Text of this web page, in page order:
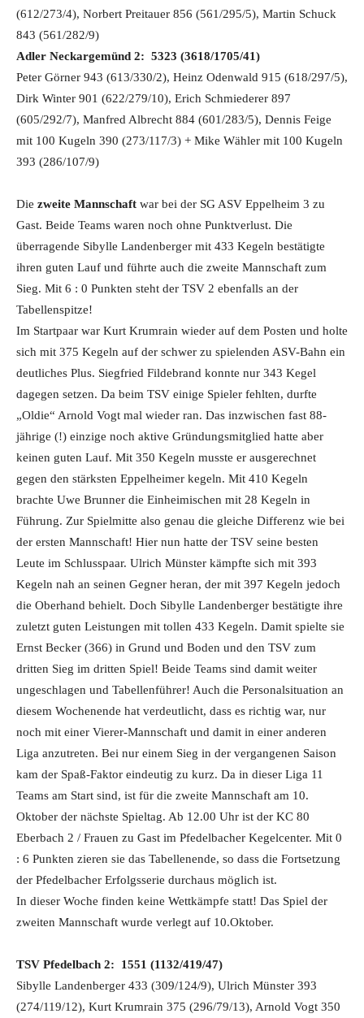
(612/273/4), Norbert Preitauer 856 (561/295/5), Martin Schuck
843 (561/282/9)
Adler Neckargemünd 2: 5323 (3618/1705/41)
Peter Görner 943 (613/330/2), Heinz Odenwald 915 (618/297/5),
Dirk Winter 901 (622/279/10), Erich Schmiederer 897
(605/292/7), Manfred Albrecht 884 (601/283/5), Dennis Feige
mit 100 Kugeln 390 (273/117/3) + Mike Wähler mit 100 Kugeln
393 (286/107/9)
Die zweite Mannschaft war bei der SG ASV Eppelheim 3 zu
Gast. Beide Teams waren noch ohne Punktverlust. Die
überragende Sibylle Landenberger mit 433 Kegeln bestätigte
ihren guten Lauf und führte auch die zweite Mannschaft zum
Sieg. Mit 6 : 0 Punkten steht der TSV 2 ebenfalls an der
Tabellenspitze!
Im Startpaar war Kurt Krumrain wieder auf dem Posten und holte
sich mit 375 Kegeln auf der schwer zu spielenden ASV-Bahn ein
deutliches Plus. Siegfried Fildebrand konnte nur 343 Kegel
dagegen setzen. Da beim TSV einige Spieler fehlten, durfte
„Oldie“ Arnold Vogt mal wieder ran. Das inzwischen fast 88-
jährige (!) einzige noch aktive Gründungsmitglied hatte aber
keinen guten Lauf. Mit 350 Kegeln musste er ausgerechnet
gegen den stärksten Eppelheimer kegeln. Mit 410 Kegeln
brachte Uwe Brunner die Einheimischen mit 28 Kegeln in
Führung. Zur Spielmitte also genau die gleiche Differenz wie bei
der ersten Mannschaft! Hier nun hatte der TSV seine besten
Leute im Schlusspaar. Ulrich Münster kämpfte sich mit 393
Kegeln nah an seinen Gegner heran, der mit 397 Kegeln jedoch
die Oberhand behielt. Doch Sibylle Landenberger bestätigte ihre
zuletzt guten Leistungen mit tollen 433 Kegeln. Damit spielte sie
Ernst Becker (366) in Grund und Boden und den TSV zum
dritten Sieg im dritten Spiel! Beide Teams sind damit weiter
ungeschlagen und Tabellenführer! Auch die Personalsituation an
diesem Wochenende hat verdeutlicht, dass es richtig war, nur
noch mit einer Vierer-Mannschaft und damit in einer anderen
Liga anzutreten. Bei nur einem Sieg in der vergangenen Saison
kam der Spaß-Faktor eindeutig zu kurz. Da in dieser Liga 11
Teams am Start sind, ist für die zweite Mannschaft am 10.
Oktober der nächste Spieltag. Ab 12.00 Uhr ist der KC 80
Eberbach 2 / Frauen zu Gast im Pfedelbacher Kegelcenter. Mit 0
: 6 Punkten zieren sie das Tabellenende, so dass die Fortsetzung
der Pfedelbacher Erfolgsserie durchaus möglich ist.
In dieser Woche finden keine Wettkämpfe statt! Das Spiel der
zweiten Mannschaft wurde verlegt auf 10.Oktober.
TSV Pfedelbach 2: 1551 (1132/419/47)
Sibylle Landenberger 433 (309/124/9), Ulrich Münster 393
(274/119/12), Kurt Krumrain 375 (296/79/13), Arnold Vogt 350